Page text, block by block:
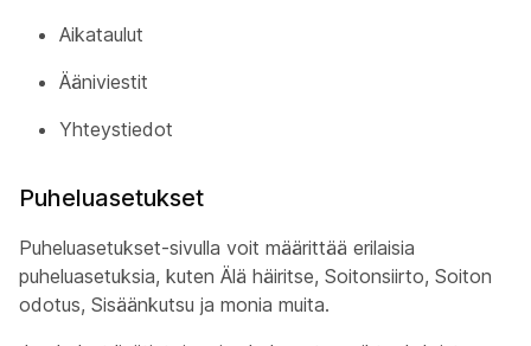
Aikataulut
Ääniviestit
Yhteystiedot
Puheluasetukset
Puheluasetukset-sivulla voit määrittää erilaisia
puheluasetuksia, kuten Älä häiritse, Soitonsiirto, Soiton
odotus, Sisäänkutsu ja monia muita.